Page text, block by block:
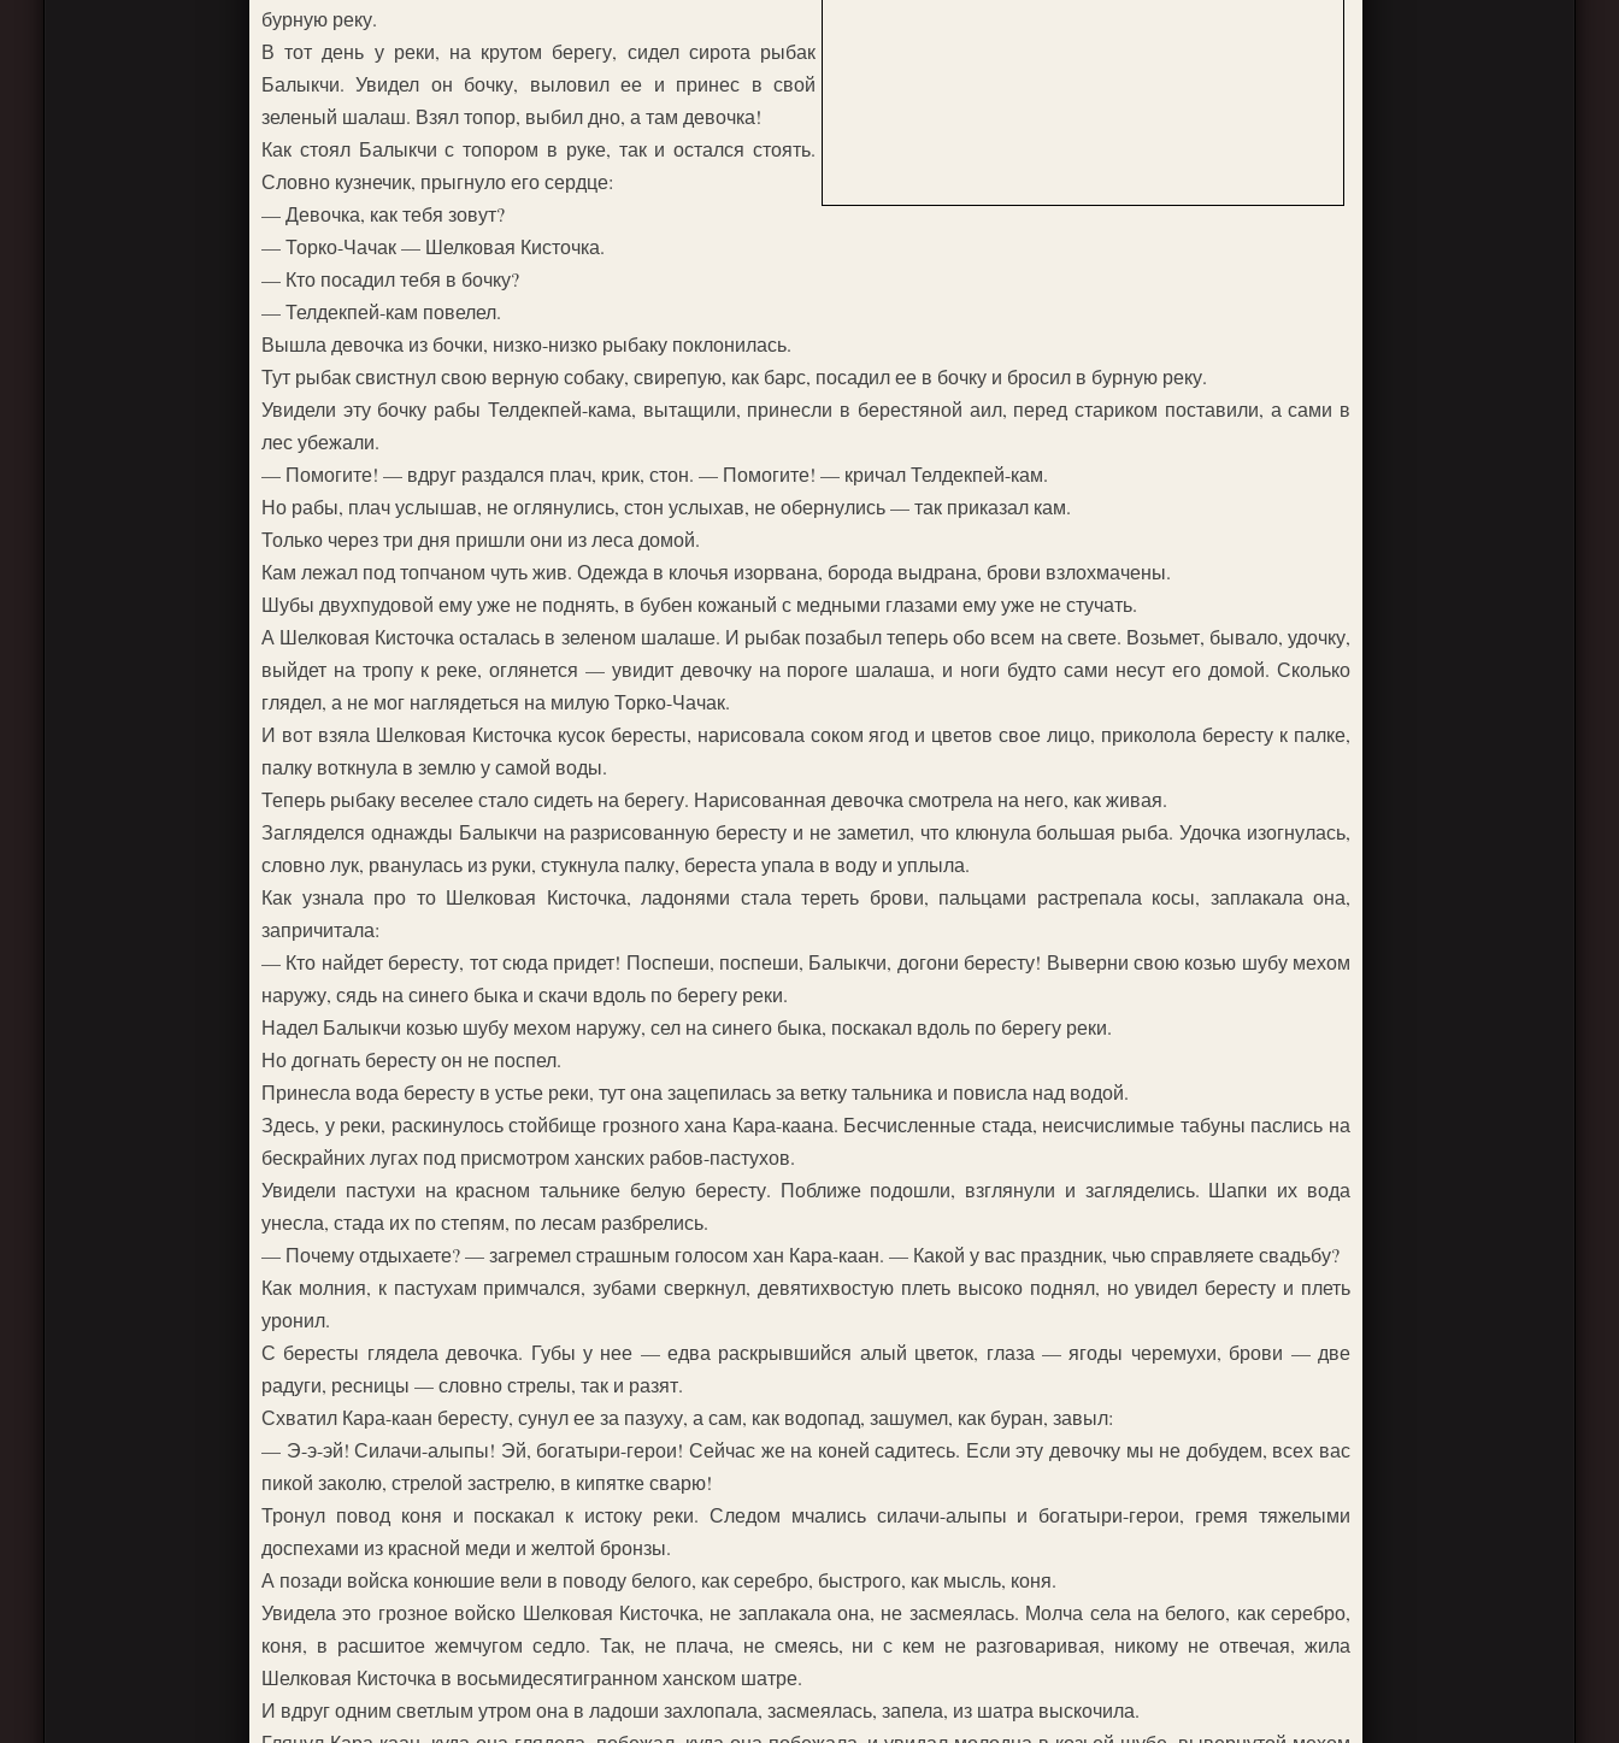
бурную реку.
В тот день у реки, на крутом берегу, сидел сирота рыбак
Балыкчи. Увидел он бочку, выловил ее и принес в свой
зеленый шалаш. Взял топор, выбил дно, а там девочка!
Как стоял Балыкчи с топором в руке, так и остался стоять.
Словно кузнечик, прыгнуло его сердце:
— Девочка, как тебя зовут?
— Торко-Чачак — Шелковая Кисточка.
— Кто посадил тебя в бочку?
— Телдекпей-кам повелел.
Вышла девочка из бочки, низко-низко рыбаку поклонилась.
Тут рыбак свистнул свою верную собаку, свирепую, как барс, посадил ее в бочку и бросил в бурную реку.
Увидели эту бочку рабы Телдекпей-кама, вытащили, принесли в берестяной аил, перед стариком поставили, а сами в
лес убежали.
— Помогите! — вдруг раздался плач, крик, стон. — Помогите! — кричал Телдекпей-кам.
Но рабы, плач услышав, не оглянулись, стон услыхав, не обернулись — так приказал кам.
Только через три дня пришли они из леса домой.
Кам лежал под топчаном чуть жив. Одежда в клочья изорвана, борода выдрана, брови взлохмачены.
Шубы двухпудовой ему уже не поднять, в бубен кожаный с медными глазами ему уже не стучать.
А Шелковая Кисточка осталась в зеленом шалаше. И рыбак позабыл теперь обо всем на свете. Возьмет, бывало, удочку,
выйдет на тропу к реке, оглянется — увидит девочку на пороге шалаша, и ноги будто сами несут его домой. Сколько
глядел, а не мог наглядеться на милую Торко-Чачак.
И вот взяла Шелковая Кисточка кусок бересты, нарисовала соком ягод и цветов свое лицо, приколола бересту к палке,
палку воткнула в землю у самой воды.
Теперь рыбаку веселее стало сидеть на берегу. Нарисованная девочка смотрела на него, как живая.
Загляделся однажды Балыкчи на разрисованную бересту и не заметил, что клюнула большая рыба. Удочка изогнулась,
словно лук, рванулась из руки, стукнула палку, береста упала в воду и уплыла.
Как узнала про то Шелковая Кисточка, ладонями стала тереть брови, пальцами растрепала косы, заплакала она,
запричитала:
— Кто найдет бересту, тот сюда придет! Поспеши, поспеши, Балыкчи, догони бересту! Выверни свою козью шубу мехом
наружу, сядь на синего быка и скачи вдоль по берегу реки.
Надел Балыкчи козью шубу мехом наружу, сел на синего быка, поскакал вдоль по берегу реки.
Но догнать бересту он не поспел.
Принесла вода бересту в устье реки, тут она зацепилась за ветку тальника и повисла над водой.
Здесь, у реки, раскинулось стойбище грозного хана Кара-каана. Бесчисленные стада, неисчислимые табуны паслись на
бескрайних лугах под присмотром ханских рабов-пастухов.
Увидели пастухи на красном тальнике белую бересту. Поближе подошли, взглянули и загляделись. Шапки их вода
унесла, стада их по степям, по лесам разбрелись.
— Почему отдыхаете? — загремел страшным голосом хан Кара-каан. — Какой у вас праздник, чью справляете свадьбу?
Как молния, к пастухам примчался, зубами сверкнул, девятихвостую плеть высоко поднял, но увидел бересту и плеть
уронил.
С бересты глядела девочка. Губы у нее — едва раскрывшийся алый цветок, глаза — ягоды черемухи, брови — две
радуги, ресницы — словно стрелы, так и разят.
Схватил Кара-каан бересту, сунул ее за пазуху, а сам, как водопад, зашумел, как буран, завыл:
— Э-э-эй! Силачи-алыпы! Эй, богатыри-герои! Сейчас же на коней садитесь. Если эту девочку мы не добудем, всех вас
пикой заколю, стрелой застрелю, в кипятке сварю!
Тронул повод коня и поскакал к истоку реки. Следом мчались силачи-алыпы и богатыри-герои, гремя тяжелыми
доспехами из красной меди и желтой бронзы.
А позади войска конюшие вели в поводу белого, как серебро, быстрого, как мысль, коня.
Увидела это грозное войско Шелковая Кисточка, не заплакала она, не засмеялась. Молча села на белого, как серебро,
коня, в расшитое жемчугом седло. Так, не плача, не смеясь, ни с кем не разговаривая, никому не отвечая, жила
Шелковая Кисточка в восьмидесятигранном ханском шатре.
И вдруг одним светлым утром она в ладоши захлопала, засмеялась, запела, из шатра выскочила.